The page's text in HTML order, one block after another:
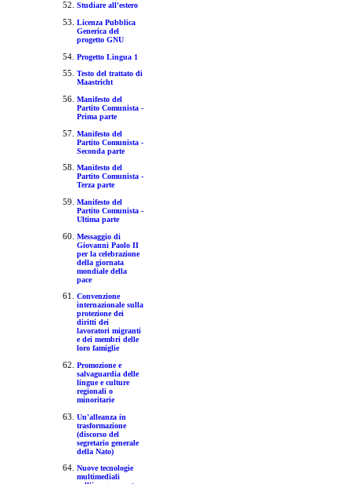
Studiare all'estero
Licenza Pubblica
Generica del
progetto GNU
Progetto Lingua 1
Testo del trattato di
Maastricht
Manifesto del
Partito Comunista -
Prima parte
Manifesto del
Partito Comunista -
Seconda parte
Manifesto del
Partito Comunista -
Terza parte
Manifesto del
Partito Comunista -
Ultima parte
Messaggio di
Giovanni Paolo II
per la celebrazione
della giornata
mondiale della
pace
Convenzione
internazionale sulla
protezione dei
diritti dei
lavoratori migranti
e dei membri delle
loro famiglie
Promozione e
salvaguardia delle
lingue e culture
regionali o
minoritarie
Un'alleanza in
trasformazione
(discorso del
segretario generale
della Nato)
Nuove tecnologie
multimediali